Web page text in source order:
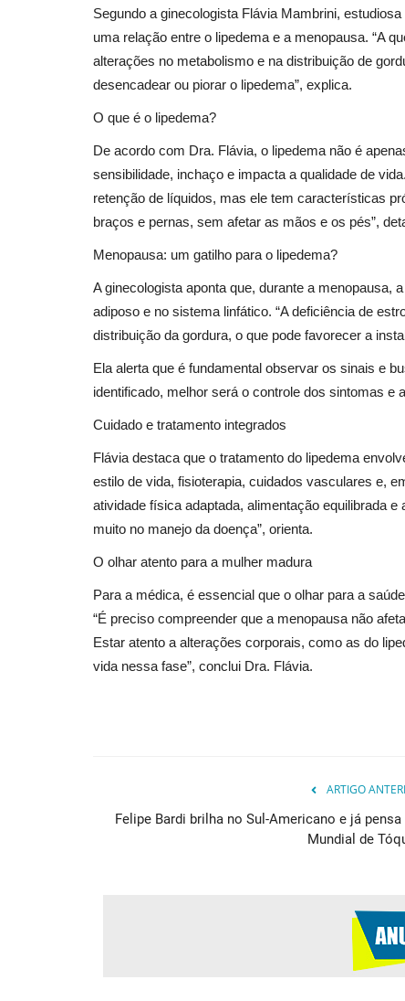
Segundo a ginecologista Flávia Mambrini,
uma relação entre o lipedema e a menopausa. “A
alterações no metabolismo e na distribuição de
desencadear ou piorar o lipedema”, explica.
O que é o lipedema?
De acordo com Dra. Flávia, o lipedema não é
sensibilidade, inchaço e impacta a qualidade de
retenção de líquidos, mas ele tem características
braços e pernas, sem afetar as mãos e os pés”,
Menopausa: um gatilho para o lipedema?
A ginecologista aponta que, durante a menopausa,
adiposo e no sistema linfático. “A deficiência de
distribuição da gordura, o que pode favorecer a
Ela alerta que é fundamental observar os sinais e
identificado, melhor será o controle dos sintomas e
Cuidado e tratamento integrados
Flávia destaca que o tratamento do lipedema
estilo de vida, fisioterapia, cuidados vasculares e,
atividade física adaptada, alimentação equilibrada
muito no manejo da doença”, orienta.
O olhar atento para a mulher madura
Para a médica, é essencial que o olhar para a
“É preciso compreender que a menopausa não
Estar atento a alterações corporais, como as do
vida nessa fase”, conclui Dra. Flávia.
ARTIGO
Felipe Bardi brilha no Sul-Americano e já pensa
Mundial de